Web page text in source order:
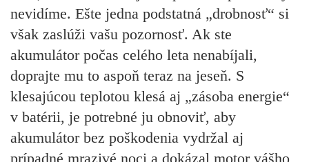
nevidíme. Ešte jedna podstatná „drobnosť“ si
však zaslúži vašu pozornosť. Ak ste
akumulátor počas celého leta nenabíjali,
doprajte mu to aspoň teraz na jeseň. S
klesajúcou teplotou klesá aj „zásoba energie“
v batérii, je potrebné ju obnoviť, aby
akumulátor bez poškodenia vydržal aj
prípadné mrazivé noci a dokázal motor vášho